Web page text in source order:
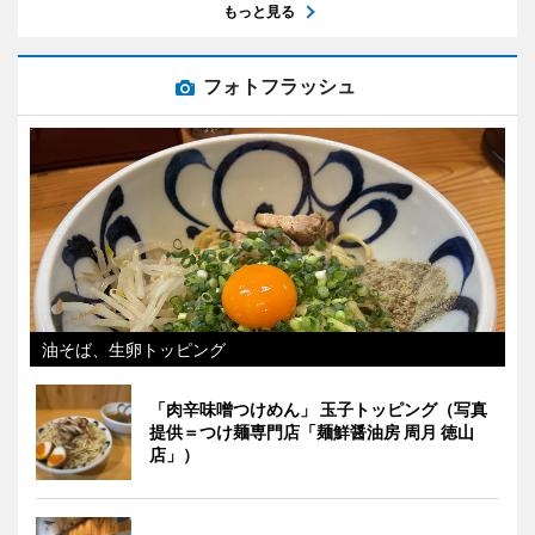
もっと見る
フォトフラッシュ
油そば、生卵トッピング
「肉辛味噌つけめん」 玉子トッピング（写真
提供＝つけ麺専門店「麺鮮醤油房 周月 徳山
店」）